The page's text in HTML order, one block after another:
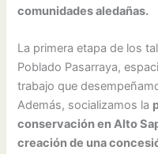
comunidades aledañas.
La primera etapa de los
Poblado Pasarraya,
trabajo que
Además, socializamos la
conservación en Alto
creación de una